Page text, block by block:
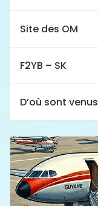
Site des OM
F2YB – SK
D’où sont